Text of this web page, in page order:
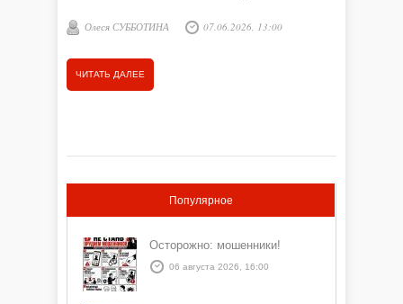
Олеся СУББОТИНА 07.06.2026, 13:00
ЧИТАТЬ ДАЛЕЕ
Популярное
Осторожно: мошенники!
06 августа 2026, 16:00